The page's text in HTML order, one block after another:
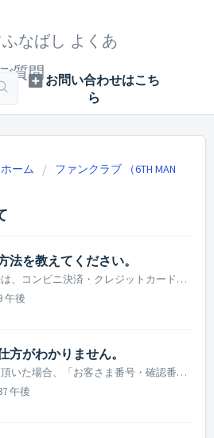
なばし よくあ
質問
ーム
ファンクラブ （6TH MAN
法を教えてください。
使用可能な決済方法は、コンビニ決済・クレジットカード決済になります。
午後
方がわかりません。
コンビニ決済を選択頂いた場合、「お客さま番号・確認番号・お支払い金額・支払期限」がメールにて届きますのでご確認ください。 お支払い方法につきましてはこちらをご確認ください。
午後